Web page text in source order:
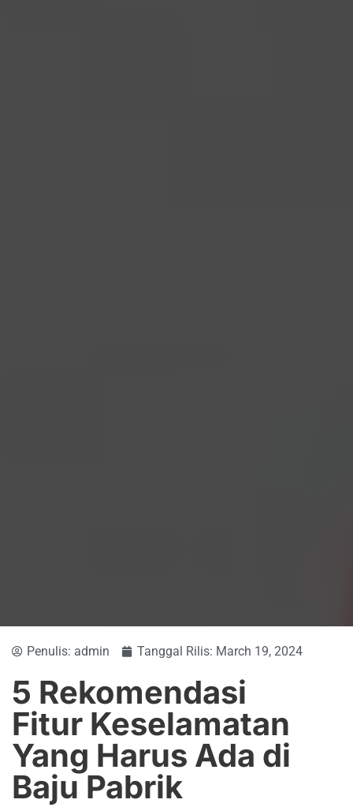
Penulis: admin Tanggal Rilis: March 19, 2024
5 Rekomendasi
Fitur Keselamatan
Yang Harus Ada di
Baju Pabrik